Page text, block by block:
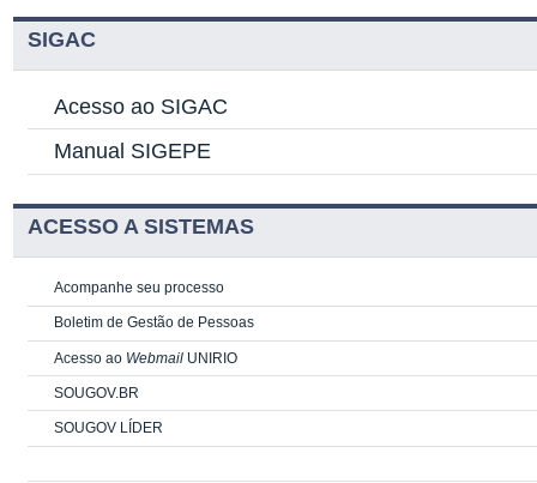
SIGAC
Acesso ao SIGAC
Manual SIGEPE
ACESSO A SISTEMAS
Acompanhe seu processo
Boletim de Gestão de Pessoas
Acesso ao Webmail UNIRIO
SOUGOV.BR
SOUGOV LÍDER